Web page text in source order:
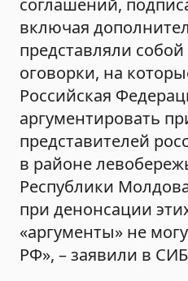
включая
представляли
оговорки, на
Российская
аргументировать
представителей
в районе
Республики
при денонсации
«аргументы» не
РФ», – заявили в